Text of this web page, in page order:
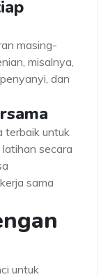
masing-
misalnya,
dan
terbaik untuk
secara
sama
untuk